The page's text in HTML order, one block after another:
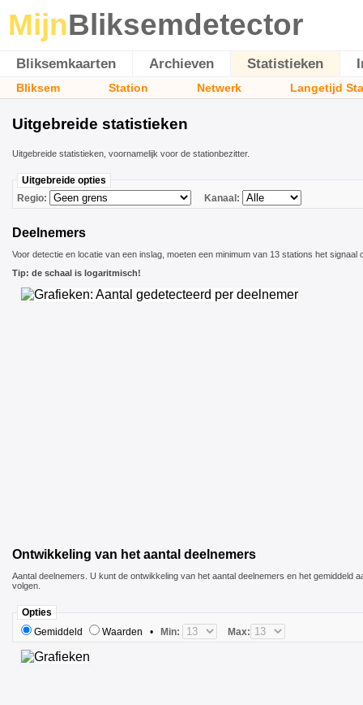
MijnBliksemdetector
Bliksemkaarten Archieven Statistieken
Bliksem Station Netwerk Langetijd
Uitgebreide statistieken
Uitgebreide statistieken, voornamelijk voor de stationbezitter.
Uitgebreide opties
Regio:
Kanaal:
Deelnemers
Voor detectie en locatie van een inslag, moeten een minimum van 13 stations het signaal
Tip: de schaal is logaritmisch!
Ontwikkeling van het aantal deelnemers
Aantal deelnemers. U kunt de ontwikkeling van het aantal deelnemers en het gemiddeld
volgen.
Opties
Gemiddeld
Waarden • Min: Max: